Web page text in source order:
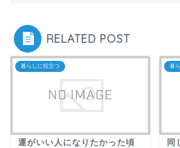
RELATED POST
暮らしに役立つ
運がいい人になりたかった頃
暮
同